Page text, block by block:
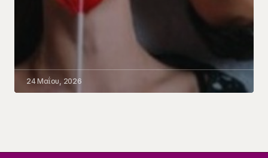
24 Μαΐου, 2026